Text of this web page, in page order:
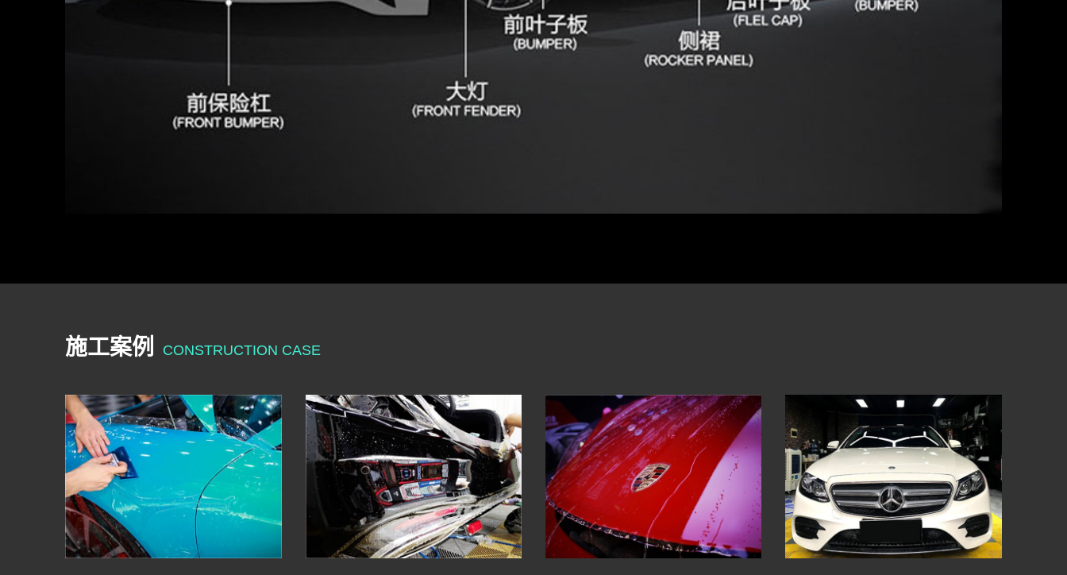
施工案例 CONSTRUCTION CASE